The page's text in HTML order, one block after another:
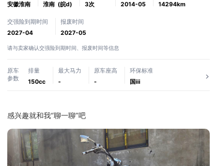
安徽淮南
淮南 (皖d)
3次
2014-05
14294km
交强险到期时间
2027-04
报废时间
2027-05
请与卖家确认交强险到期时间、报废时间等信息
原车
参数
排量
150cc
最大马力
-
原车座高
-
环保标准
国ⅲ
感兴趣就和我“聊一聊”吧